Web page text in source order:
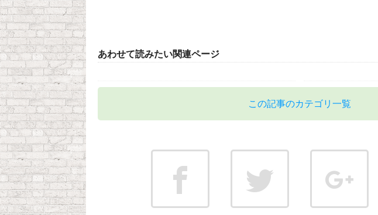
あわせて読みたい関連ページ
この記事のカテゴリ一覧